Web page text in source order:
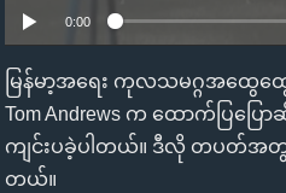
0:00
မြန်မာ့အရေး ကုလသမဂ္ဂအထွ
Tom Andrews က ထောက်ပြပ
ကျင်းပခဲ့ပါတယ်။ ဒီလို တပတ်အတွင်
တယ်။